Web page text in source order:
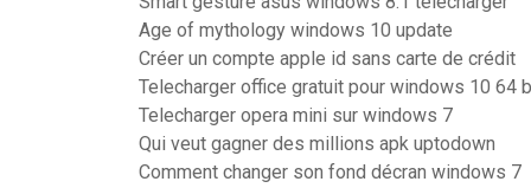
Age of mythology windows 10 update
Créer un compte apple id sans carte de crédit
Telecharger office gratuit pour windows 10 64
Telecharger opera mini sur windows 7
Qui veut gagner des millions apk uptodown
Comment changer son fond décran windows 7